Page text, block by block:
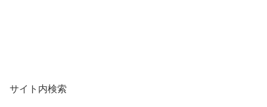
サイト内検索